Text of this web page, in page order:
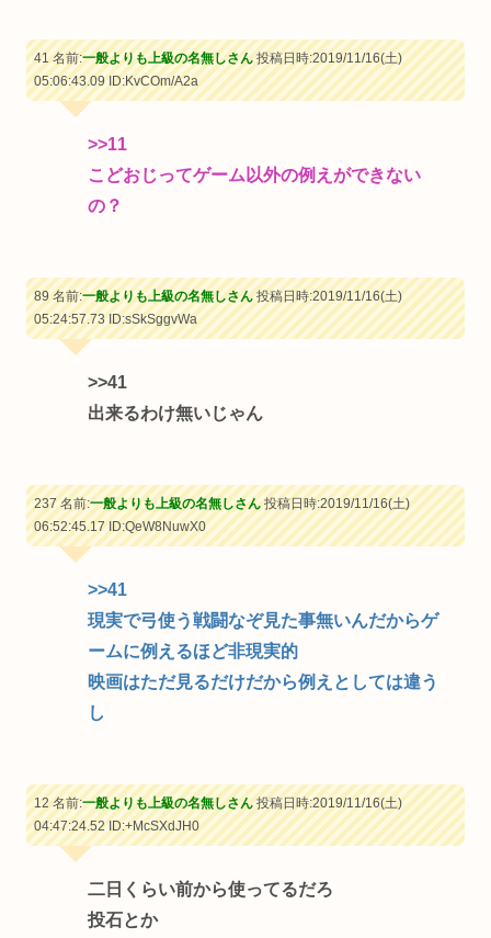
41 名前:一般よりも上級の名無しさん投稿日時:2019/11/16(土)
05:06:43.09ID:KvCOm/A2a
>>11
こどおじってゲーム以外の例えができない
の？
89 名前:一般よりも上級の名無しさん投稿日時:2019/11/16(土)
05:24:57.73ID:sSkSggvWa
>>41
出来るわけ無いじゃん
237 名前:一般よりも上級の名無しさん投稿日時:2019/11/16(土)
06:52:45.17ID:QeW8NuwX0
>>41
現実で弓使う戦闘なぞ見た事無いんだからゲ
ームに例えるほど非現実的
映画はただ見るだけだから例えとしては違う
し
12 名前:一般よりも上級の名無しさん投稿日時:2019/11/16(土)
04:47:24.52ID:+McSXdJH0
二日くらい前から使ってるだろ
投石とか